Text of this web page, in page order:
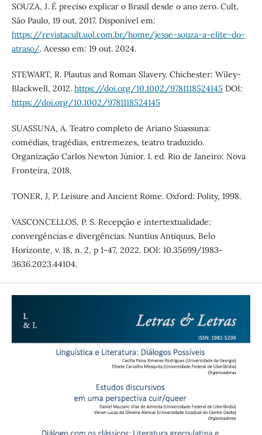
SOUZA, J. É preciso explicar o Brasil desde o ano zero. Cult,
São Paulo, 19 out. 2017. Disponível em:
https://revistacult.uol.com.br/home/jesse-souza-a-elite-do-
atraso/. Acesso em: 19 out. 2024.
STEWART, R. Plautus and Roman Slavery. Chichester: Wiley-
Blackwell, 2012. https://doi.org/10.1002/9781118524145 DOI:
https://doi.org/10.1002/9781118524145
SUASSUNA, A. Teatro completo de Ariano Suassuna:
comédias, tragédias, entremezes, teatro traduzido.
Organização Carlos Newton Júnior. 1. ed. Rio de Janeiro: Nova
Fronteira, 2018.
TONER, J, P. Leisure and Ancient Rome. Oxford: Polity, 1998.
VASCONCELLOS, P. S. Recepção e intertextualidade:
convergências e divergências. Nuntius Antiquus, Belo
Horizonte, v. 18, n. 2, p 1-47, 2022. DOI: 10.35699/1983-
3636.2023.44104.